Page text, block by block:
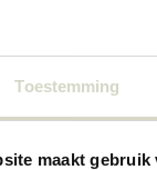
Toestemming
maakt gebruik